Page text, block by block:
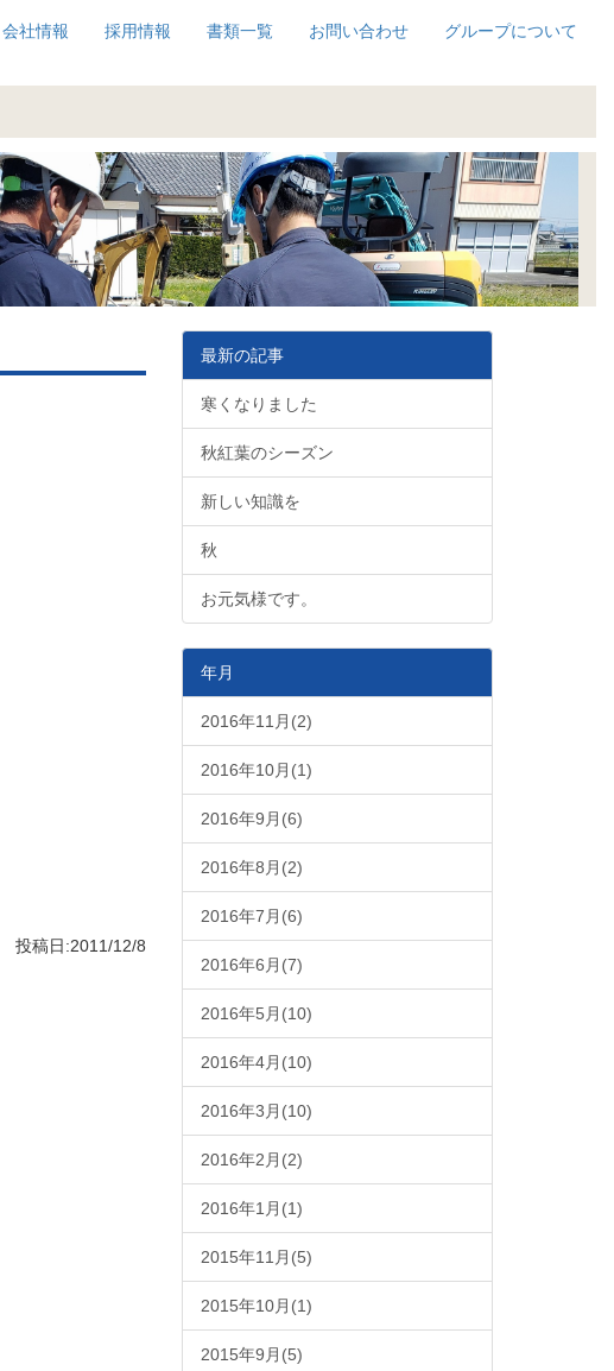
会社情報 採用情報 書類一覧 お問い合わせ グループについて
投稿日:2011/12/8
最新の記事
寒くなりました
秋紅葉のシーズン
新しい知識を
秋
お元気様です。
年月
2016年11月(2)
2016年10月(1)
2016年9月(6)
2016年8月(2)
2016年7月(6)
2016年6月(7)
2016年5月(10)
2016年4月(10)
2016年3月(10)
2016年2月(2)
2016年1月(1)
2015年11月(5)
2015年10月(1)
2015年9月(5)